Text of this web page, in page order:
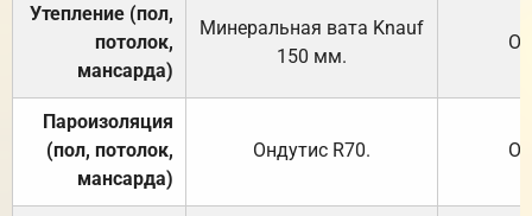
Утепление (пол,
потолок,
мансарда)
Минеральная вата Knauf
150 мм.
Пароизоляция
(пол, потолок,
мансарда)
Ондутис R70.